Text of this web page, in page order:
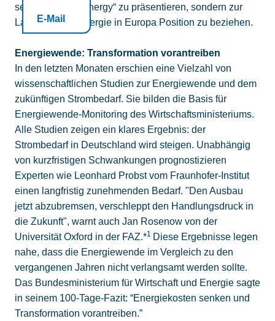
E-Mail
seiner Marke „Winergy“ zu präsentieren, sondern zur
Lage der Windenergie in Europa Position zu beziehen.
Energiewende: Transformation vorantreiben
In den letzten Monaten erschien eine Vielzahl von
wissenschaftlichen Studien zur Energiewende und dem
zukünftigen Strombedarf. Sie bilden die Basis für
Energiewende-Monitoring des Wirtschaftsministeriums.
Alle Studien zeigen ein klares Ergebnis: der
Strombedarf in Deutschland wird steigen. Unabhängig
von kurzfristigen Schwankungen prognostizieren
Experten wie Leonhard Probst vom Fraunhofer-Institut
einen langfristig zunehmenden Bedarf. "Den Ausbau
jetzt abzubremsen, verschleppt den Handlungsdruck in
die Zukunft", warnt auch Jan Rosenow von der
Universität Oxford in der FAZ.*1 Diese Ergebnisse legen
nahe, dass die Energiewende im Vergleich zu den
vergangenen Jahren nicht verlangsamt werden sollte.
Das Bundesministerium für Wirtschaft und Energie sagte
in seinem 100-Tage-Fazit: “Energiekosten senken und
Transformation vorantreiben.”